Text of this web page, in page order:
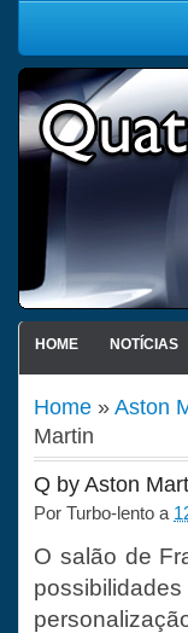
HOME NOTÍCIAS
Home »Aston
Martin
Q by Aston
Por Turbo-lento a
O salão de